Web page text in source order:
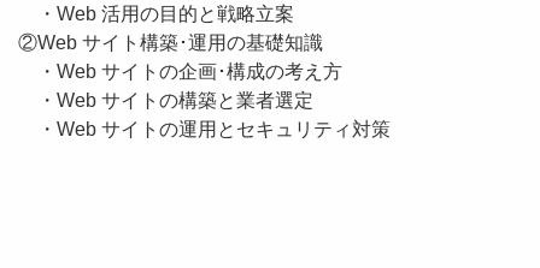
・Web 活用の目的と戦略立案
②Web サイト構築･運用の基礎知識
・Web サイトの企画･構成の考え方
・Web サイトの構築と業者選定
・Web サイトの運用とセキュリティ対策